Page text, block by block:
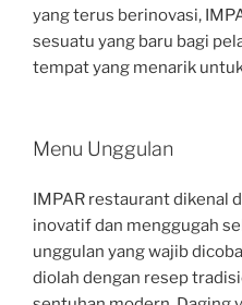
yang terus berinovasi,
sesuatu yang baru bagi
tempat yang menarik
Menu Unggulan
IMPAR restaurant dikenal
inovatif dan menggugah
unggulan yang wajib
diolah dengan resep